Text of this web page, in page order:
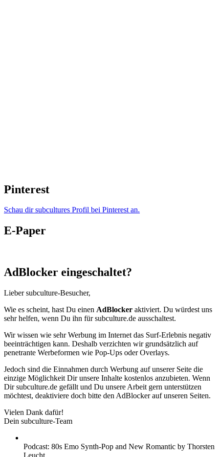
Pinterest
Schau dir subcultures Profil bei Pinterest an.
E-Paper
AdBlocker eingeschaltet?
Lieber subculture-Besucher,
Wie es scheint, hast Du einen AdBlocker aktiviert. Du würdest uns
sehr helfen, wenn Du ihn für subculture.de ausschaltest.
Wir wissen wie sehr Werbung im Internet das Surf-Erlebnis negativ
beeinträchtigen kann. Deshalb verzichten wir grundsätzlich auf
penetrante Werbeformen wie Pop-Ups oder Overlays.
Jedoch sind die Einnahmen durch Werbung auf unserer Seite die
einzige Möglichkeit Dir unsere Inhalte kostenlos anzubieten. Wenn
Dir subculture.de gefällt und Du unsere Arbeit gern unterstützen
möchtest, deaktiviere doch bitte den AdBlocker auf unseren Seiten.
Vielen Dank dafür!
Dein subculture-Team
Podcast: 80s Emo Synth-Pop and New Romantic by Thorsten
Leucht